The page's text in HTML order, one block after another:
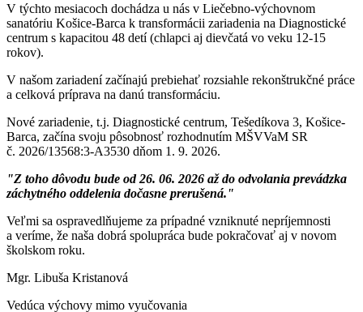
V týchto mesiacoch dochádza u nás v Liečebno-výchovnom
sanatóriu Košice-Barca k transformácii zariadenia na Diagnostické
centrum s kapacitou 48 detí (chlapci aj dievčatá vo veku 12-15
rokov).
V našom zariadení začínajú prebiehať rozsiahle rekonštrukčné práce
a celková príprava na danú transformáciu.
Nové zariadenie, t.j. Diagnostické centrum, Tešedíkova 3, Košice-
Barca, začína svoju pôsobnosť rozhodnutím MŠVVaM SR
č. 2026/13568:3-A3530 dňom 1. 9. 2026.
"Z toho dôvodu bude od 26. 06. 2026 až do odvolania prevádzka
záchytného oddelenia dočasne prerušená."
Veľmi sa ospravedlňujeme za prípadné vzniknuté nepríjemnosti
a veríme, že naša dobrá spolupráca bude pokračovať aj v novom
školskom roku.
Mgr. Libuša Kristanová
Vedúca výchovy mimo vyučovania